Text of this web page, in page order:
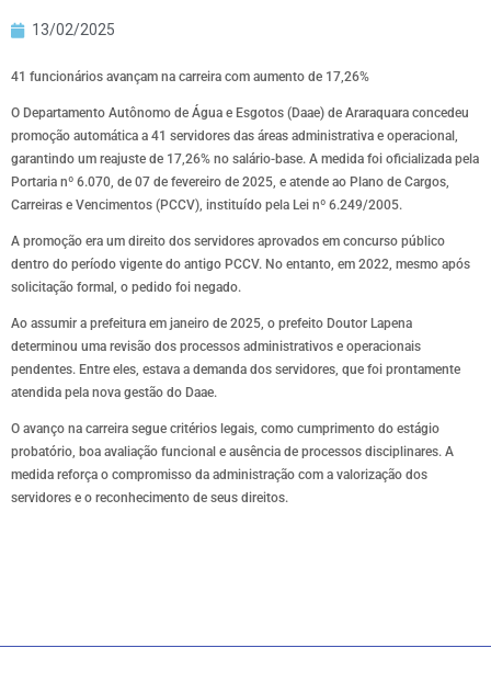
13/02/2025
41 funcionários avançam na carreira com aumento de 17,26%
O Departamento Autônomo de Água e Esgotos (Daae) de Araraquara concedeu
promoção automática a 41 servidores das áreas administrativa e operacional,
garantindo um reajuste de 17,26% no salário-base. A medida foi oficializada pela
Portaria nº 6.070, de 07 de fevereiro de 2025, e atende ao Plano de Cargos,
Carreiras e Vencimentos (PCCV), instituído pela Lei nº 6.249/2005.
A promoção era um direito dos servidores aprovados em concurso público
dentro do período vigente do antigo PCCV. No entanto, em 2022, mesmo após
solicitação formal, o pedido foi negado.
Ao assumir a prefeitura em janeiro de 2025, o prefeito Doutor Lapena
determinou uma revisão dos processos administrativos e operacionais
pendentes. Entre eles, estava a demanda dos servidores, que foi prontamente
atendida pela nova gestão do Daae.
O avanço na carreira segue critérios legais, como cumprimento do estágio
probatório, boa avaliação funcional e ausência de processos disciplinares. A
medida reforça o compromisso da administração com a valorização dos
servidores e o reconhecimento de seus direitos.